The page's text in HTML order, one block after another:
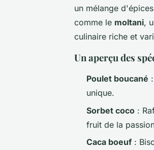
un mélange
comme le moltani,
culinaire riche et
Un aperçu des
Poulet boucané
unique.
Sorbet coco :
fruit de la
Caca boeuf :